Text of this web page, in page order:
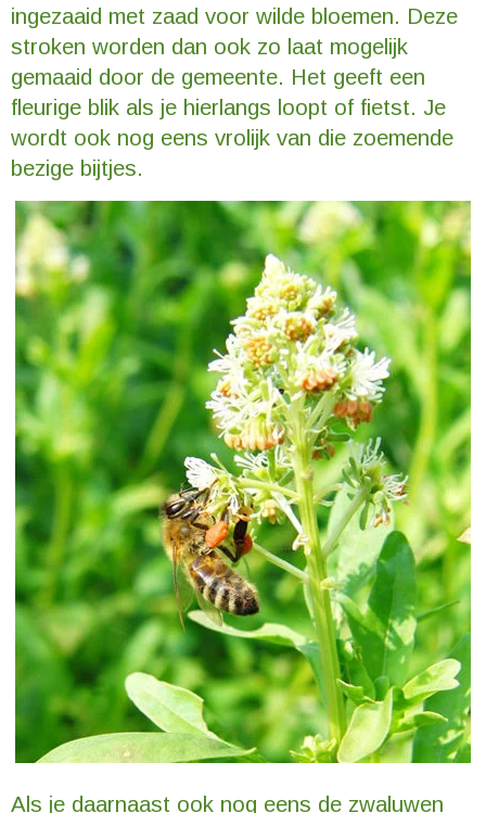
ingezaaid met zaad voor wilde bloemen. Deze
stroken worden dan ook zo laat mogelijk
gemaaid door de gemeente. Het geeft een
fleurige blik als je hierlangs loopt of fietst. Je
wordt ook nog eens vrolijk van die zoemende
bezige bijtjes.
Als je daarnaast ook nog eens de zwaluwen